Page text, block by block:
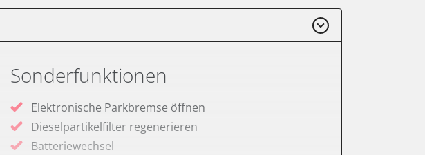
Sonderfunktionen
Elektronische Parkbremse öffnen
Dieselpartikelfilter regenerieren
Batteriewechsel